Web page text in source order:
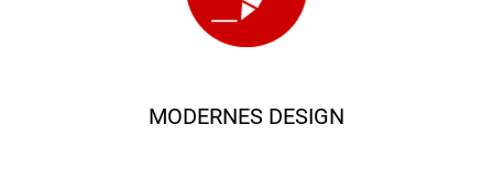
MODERNES DESIGN